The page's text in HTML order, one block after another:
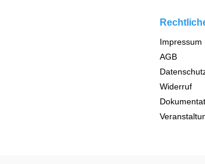
Impressum
AGB
Widerruf